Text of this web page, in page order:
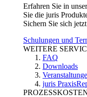
Erfahren Sie in
Sie die juris
Sichern Sie sich
Schulungen und
WEITERE
FAQ
Downloads
juris